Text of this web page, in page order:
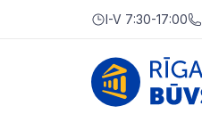
I-V 7:30-17:00